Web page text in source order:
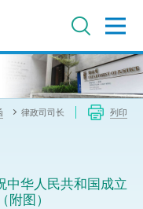
律政司司长 列印
中华人民共和国成立
图）